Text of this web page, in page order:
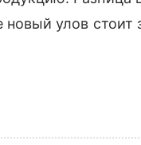
новый улов